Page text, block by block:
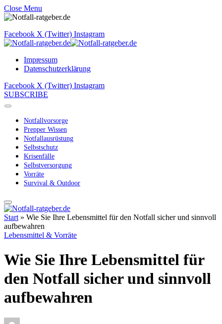
Close Menu
Facebook X (Twitter) Instagram
Impressum
Datenschutzerklärung
Facebook X (Twitter) Instagram
SUBSCRIBE
Notfallvorsorge
Prepper Wissen
Notfallausrüstung
Selbstschutz
Krisenfälle
Selbstversorgung
Vorräte
Survival & Outdoor
Start » Wie Sie Ihre Lebensmittel für den Notfall sicher und sinnvoll
aufbewahren
Lebensmittel & Vorräte
Wie Sie Ihre Lebensmittel für
den Notfall sicher und sinnvoll
aufbewahren